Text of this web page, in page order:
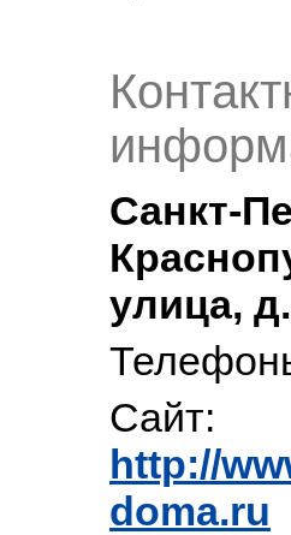
Санкт-
улица,
Сайт:
http://
doma.ru